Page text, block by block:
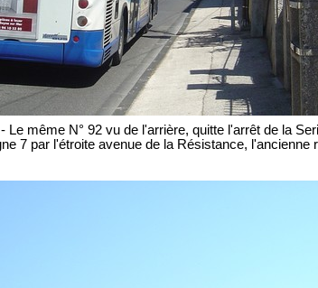
- Le même N° 92 vu de l'arrière, quitte l'arrêt de la
7 par l'étroite avenue de la Résistance, l'ancienne